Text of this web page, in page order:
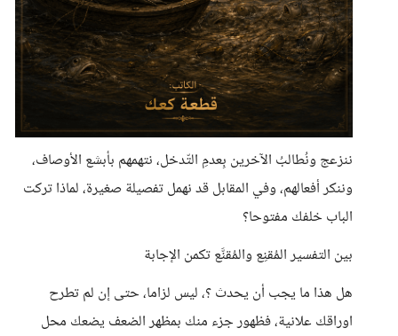
ننزعج ونُطالبُ الآخرين بِعدمِ التّدخل، نتهمهم بأبشع الأوصاف،
وننكر أفعالهم، وفي المقابل قد نهمل تفصيلة صغيرة، لماذا تركت
الباب خلفك مفتوحا؟
بين التفسير المُقنِع والمُقنَّع تكمن الإجابة
هل هذا ما يجب أن يحدث ؟، ليس لزاما، حتى إن لم تطرح
اوراقك علانية، فظهور جزء منك بمظهر الضعف يضعك محل